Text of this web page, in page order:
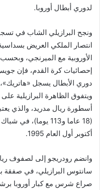
لدوري أبطال أوروبا.
ونجح البرازيلي الشاب في
انتصار الملكي العريض
الأوروبية مع الميرنجي،
إحصائيات كرة القدم، فإن
دوري الأبطال يسجل «هاتريك»، عن عمر (18
ويتفوق الظاهرة البرازيلية
أسطورة ريال مدريد، والذي
(18 عاما و113
أكتوبر أول العام 1995.
وانضم رودريجو إلى لصفوف
صراع شرس مع كبار أوروبا